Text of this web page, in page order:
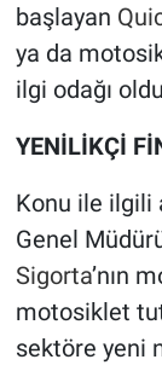
başlayan
ya da
ilgi odağı
YENİLİKÇİ
Konu ile ilgili
Genel
Sigorta’nın
motosiklet
sektöre yeni